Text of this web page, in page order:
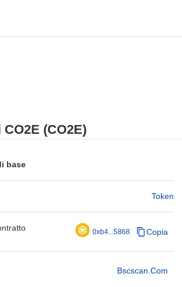
(CO2E)
base
Token
0xb4...5868 Copia
Bscscan.com